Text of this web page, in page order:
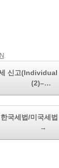
.
신고
(2)–…
국세법/미국세
→